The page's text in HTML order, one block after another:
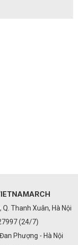
Thanh Xuân, Hà Nội
(24/7)
Phượng - Hà Nội